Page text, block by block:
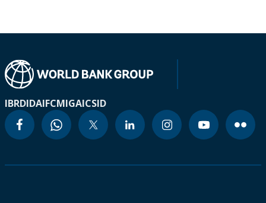
IBRDIDAIFCMIGAICSID